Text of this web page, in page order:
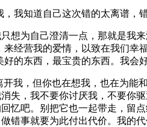
我知道自己这次错的太离谱，
为自己澄清一点，那就是我
经营我的爱情，以致在我们幸
的东西，最宝贵的东西。我会
我，但你也在想我，也在为能
失，我不要你讨厌我，不要
忆吧。别把它也一起带走，留
事就要为此付出代价。我的